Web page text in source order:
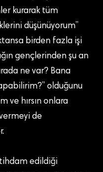
kurarak tüm
düşünüyorum”
birden fazla işi
gençlerinden şu an
ne var? Bana
olduğunu
ve hırsın onlara
de
edildiği